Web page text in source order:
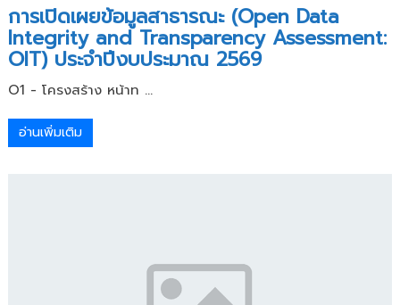
การเปิดเผยข้อมูลสาธารณะ (Open Data
Integrity and Transparency Assessment:
OIT) ประจำปีงบประมาณ 2569
O1 - โครงสร้าง หน้าท ...
อ่านเพิ่มเติม